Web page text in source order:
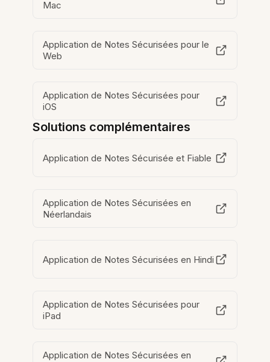
Mac
Application de Notes Sécurisées pour le
Web
Application de Notes Sécurisées pour
iOS
Solutions complémentaires
Application de Notes Sécurisée et Fiable
Application de Notes Sécurisées en
Néerlandais
Application de Notes Sécurisées en Hindi
Application de Notes Sécurisées pour
iPad
Application de Notes Sécurisées en